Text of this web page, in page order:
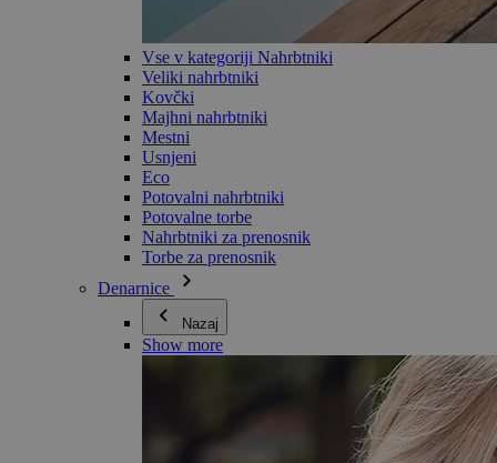
Vse v kategoriji Nahrbtniki
Veliki nahrbtniki
Kovčki
Majhni nahrbtniki
Mestni
Usnjeni
Eco
Potovalni nahrbtniki
Potovalne torbe
Nahrbtniki za prenosnik
Torbe za prenosnik
Denarnice
Nazaj
Show more